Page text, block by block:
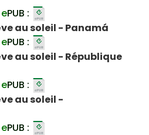
ePUB :
au soleil - Panamá
ePUB :
au soleil - République
ePUB :
au soleil -
ePUB :